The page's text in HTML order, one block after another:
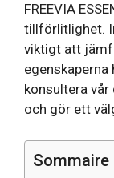
FREEVIA
tillförlitlighet.
viktigt att
konsultera vår
och gör ett
Sommaire